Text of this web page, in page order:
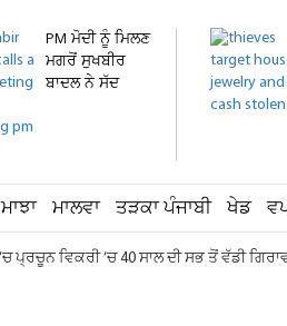
PM ਮੋਦੀ ਨੂੰ ਮਿਲਣ
ਮਗਰੋਂ ਸੁਖਬੀਰ
ਬਾਦਲ ਨੇ ਸੱਦ
ਮਾਝਾ ਮਾਲਵਾ ਤੜਕਾ ਪੰਜਾਬੀ ਖੇਡ
ਵਿਕਰੀ ’ਚ 40 ਸਾਲ ਦੀ ਸਭ ਤੋਂ ਵੱਡੀ